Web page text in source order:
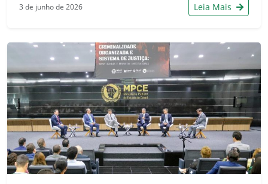
3 de junho de 2026 Leia Mais